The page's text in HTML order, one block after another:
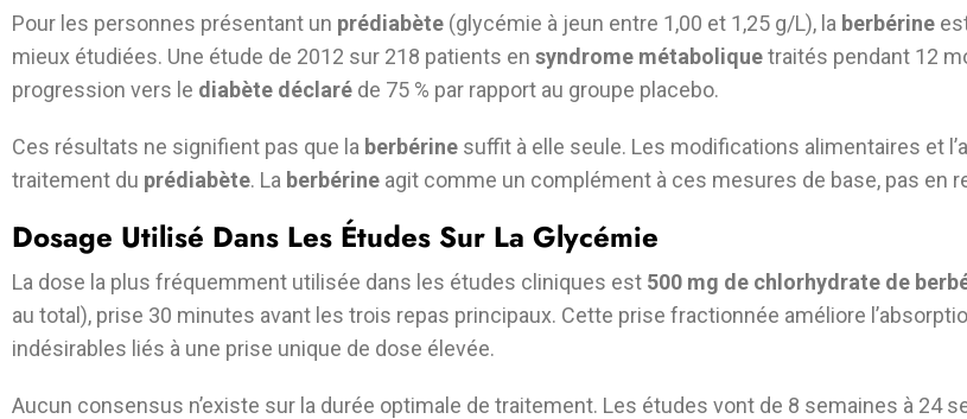
Pour les personnes présentant un prédiabète (glycémie à jeun entre 1,00 et 1,25 g/L), la berbérine
mieux étudiées. Une étude de 2012 sur 218 patients en syndrome métaboliquetraités pendant 12
progression vers le diabète déclaré de 75 % par rapport au groupe placebo.
Ces résultats ne signifient pas que la berbérine suffit à elle seule. Les modifications alimentaires et
traitement du prédiabète. La berbérine agit comme un complément à ces mesures de base, pas en
Dosage Utilisé Dans Les Études Sur La Glycémie
La dose la plus fréquemment utilisée dans les études cliniques est 500 mg de chlorhydrate de
au total), prise 30 minutes avant les trois repas principaux. Cette prise fractionnée améliore
indésirables liés à une prise unique de dose élevée.
Aucun consensus n’existe sur la durée optimale de traitement. Les études vont de 8 semaines à 24